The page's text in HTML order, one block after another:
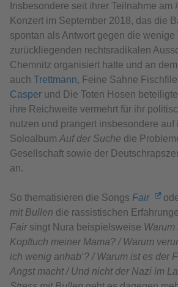
Insbesondere seit ihrer Teilnahme am
Konzert im September 2018, das die
spontan als Antwort gegen die wenige
zurückliegenden rechtsradikalen
Chemnitz organisiert hatte und an
auch Trettmann, Feine Sahne
Casper und Die Toten Hosen
ihre Reichweite vermehrt für ihr
nutzen und prangert insbesondere auf
Soloalbum Auf der Suche die
Gesellschaft sowie der
an.
So thematisieren die Songs Fair
mit Bullen die rassistischen
Fair singt Nura beispielsweise Warum
Kopftuch meiner Mama? / Warum
ich wenig anhab‘? / Warum ist es der
Angst macht / Und nicht der Nazi im